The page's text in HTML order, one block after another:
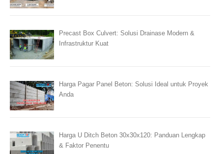
Precast Box Culvert: Solusi Drainase Modern &
Infrastruktur Kuat
Harga Pagar Panel Beton: Solusi Ideal untuk Proyek
Anda
Harga U Ditch Beton 30x30x120: Panduan Lengkap
& Faktor Penentu